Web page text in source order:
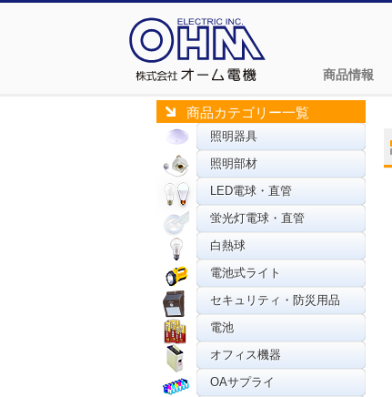
商品情報
商品カテゴリー一覧
照明器具
照明部材
LED電球・直管
蛍光灯電球・直管
白熱球
電池式ライト
セキュリティ・防災用品
電池
オフィス機器
OAサプライ